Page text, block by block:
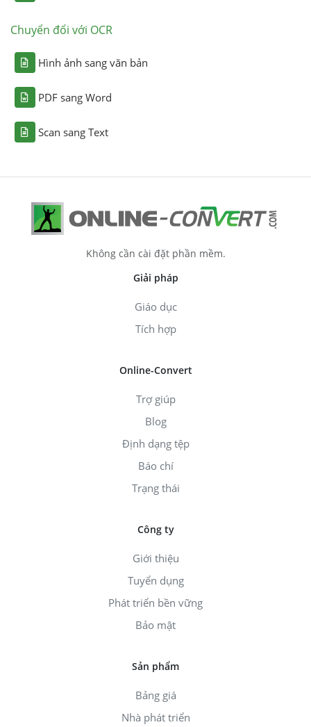
Chuyển đổi với OCR
Hình ảnh sang văn bản
PDF sang Word
Scan sang Text
Không cần cài đặt phần mềm.
Giải pháp
Giáo dục
Tích hợp
Online-Convert
Trợ giúp
Blog
Định dạng tệp
Báo chí
Trạng thái
Công ty
Giới thiệu
Tuyển dụng
Phát triển bền vững
Bảo mật
Sản phẩm
Bảng giá
Nhà phát triển